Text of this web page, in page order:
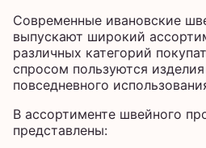
Современные ивановские
выпускают широкий
различных категорий
спросом пользуются
повседневного
В ассортименте швейного
представлены: